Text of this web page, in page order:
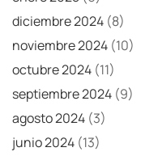
diciembre 2024 (8)
noviembre 2024 (10)
octubre 2024 (11)
septiembre 2024 (9)
agosto 2024 (3)
junio 2024 (13)